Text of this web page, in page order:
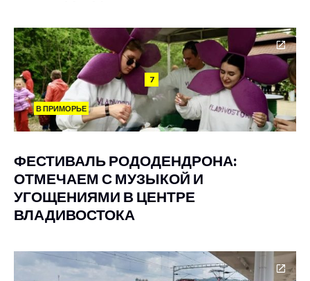
7
В ПРИМОРЬЕ
ФЕСТИВАЛЬ РОДОДЕНДРОНА:
ОТМЕЧАЕМ С МУЗЫКОЙ И
УГОЩЕНИЯМИ В ЦЕНТРЕ
ВЛАДИВОСТОКА